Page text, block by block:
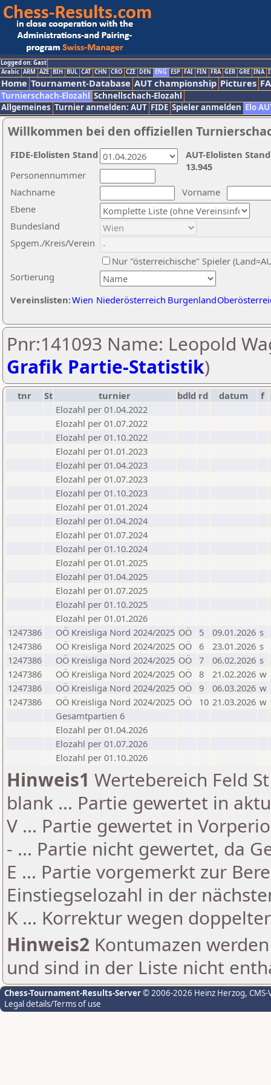
Logged on: Gast
Arabic ARM AZE BIH BUL CAT CHN CRO CZE DEN ENG ESP FAI FIN FRA GER GRE INA
Home Tournament-Database AUT championship Pictures
Turnierschach-Elozahl Schnellschach-Elozahl
Allgemeines Turnier anmelden: AUT FIDE Spieler anmelden Elo
Willkommen bei den offiziellen
Nachname
Vorname
Ebene
Sortierung
Personennummer
Bundesland
Spgem./Kreis/Verein
Nur "österreichische" Spieler
Vereinslisten:Wien Niederösterreich Burgenland
AUT-Elolisten
13.945
FIDE-Elolisten Stand
Pnr:141093 Name: Leopold
Grafik Partie-Statistik)
tnr St turnier bdld rd datum
f
Elozahl per 01.04.2022
Elozahl per 01.07.2022
Elozahl per 01.10.2022
Elozahl per 01.01.2023
Elozahl per 01.04.2023
Elozahl per 01.07.2023
Elozahl per 01.10.2023
Elozahl per 01.01.2024
Elozahl per 01.04.2024
Elozahl per 01.07.2024
Elozahl per 01.10.2024
Elozahl per 01.01.2025
Elozahl per 01.04.2025
Elozahl per 01.07.2025
Elozahl per 01.10.2025
Elozahl per 01.01.2026
1247386
OÖ Kreisliga Nord 2024/2025 OÖ 5 09.01.2026 s
1247386
OÖ Kreisliga Nord 2024/2025 OÖ 6 23.01.2026 s
1247386
OÖ Kreisliga Nord 2024/2025 OÖ 7 06.02.2026 s
1247386
OÖ Kreisliga Nord 2024/2025 OÖ 8 21.02.2026 w
1247386
OÖ Kreisliga Nord 2024/2025 OÖ 9 06.03.2026 w
1247386
OÖ Kreisliga Nord 2024/2025 OÖ 10 21.03.2026 w
Gesamtpartien 6
Elozahl per 01.04.2026
Elozahl per 01.07.2026
Elozahl per 01.10.2026
Hinweis1 Wertebereich Feld
blank ... Partie gewertet in
V ... Partie gewertet in
- ... Partie nicht gewertet, da
E ... Partie vorgemerkt zur
Einstiegselozahl in der
K ... Korrektur wegen
Hinweis2 Kontumazen
und sind in der Liste nicht
Chess-Tournament-Results-Server© 2006-2026 Heinz Herzog,
Legal details/Terms of use